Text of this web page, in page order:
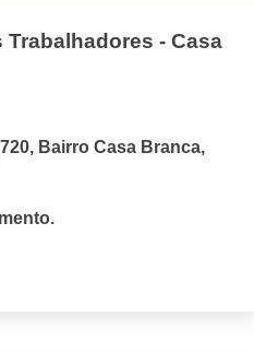
- Casa
Bairro Casa Branca,